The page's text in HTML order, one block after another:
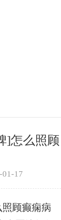
]怎么照顾
01-17
顾癫痫病